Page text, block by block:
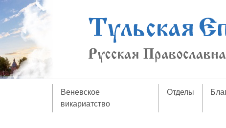
Веневское
викариатство
Отделы